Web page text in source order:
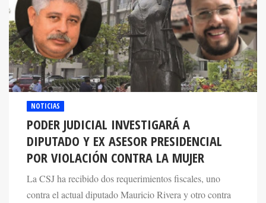
NOTICIAS
PODER JUDICIAL INVESTIGARÁ A
DIPUTADO Y EX ASESOR PRESIDENCIAL
POR VIOLACIÓN CONTRA LA MUJER
La CSJ ha recibido dos requerimientos fiscales, uno
contra el actual diputado Mauricio Rivera y otro contra